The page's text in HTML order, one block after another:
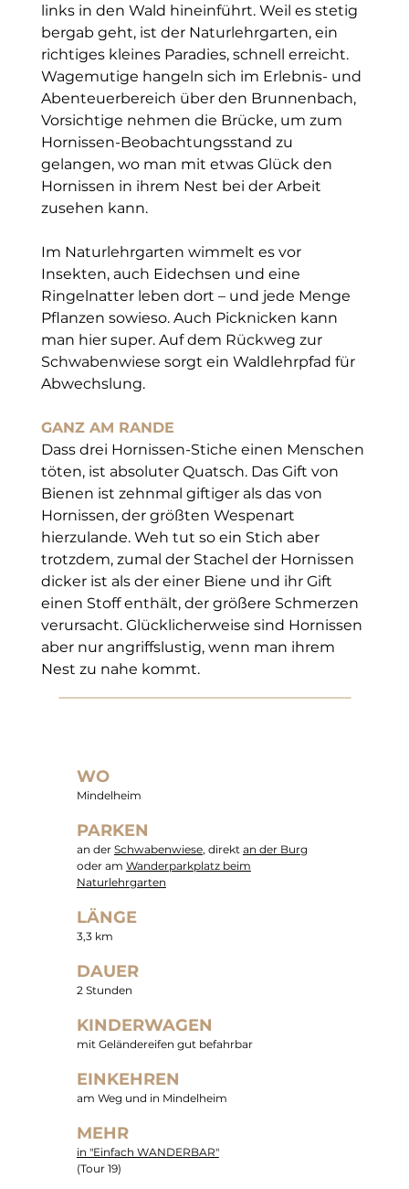
links in den Wald hineinführt. Weil es stetig
bergab geht, ist der Naturlehrgarten, ein
richtiges kleines Paradies, schnell erreicht.
Wagemutige hangeln sich im Erlebnis- und
Abenteuerbereich über den Brunnenbach,
Vorsichtige nehmen die Brücke, um zum
Hornissen-Beobachtungsstand zu
gelangen, wo man mit etwas Glück den
Hornissen in ihrem Nest bei der Arbeit
zusehen kann.
Im Naturlehrgarten wimmelt es vor
Insekten, auch Eidechsen und eine
Ringelnatter leben dort – und jede Menge
Pflanzen sowieso. Auch Picknicken kann
man hier super. Auf dem Rückweg zur
Schwabenwiese sorgt ein Waldlehrpfad für
Abwechslung.
GANZ AM RANDE
Dass drei Hornissen-Stiche einen Menschen
töten, ist absoluter Quatsch. Das Gift von
Bienen ist zehnmal giftiger als das von
Hornissen, der größten Wespenart
hierzulande. Weh tut so ein Stich aber
trotzdem, zumal der Stachel der Hornissen
dicker ist als der einer Biene und ihr Gift
einen Stoff enthält, der größere Schmerzen
verursacht. Glücklicherweise sind Hornissen
aber nur angriffslustig, wenn man ihrem
Nest zu nahe kommt.
WO
Mindelheim
PARKEN
an der Schwabenwiese, direkt an der Burg
oder am Wanderparkplatz beim
Naturlehrgarten
LÄNGE
3,3 km
DAUER
2 Stunden
KINDERWAGEN
mit Geländereifen gut befahrbar
EINKEHREN
am Weg und in Mindelheim
MEHR
in "Einfach WANDERBAR"
(Tour 19)